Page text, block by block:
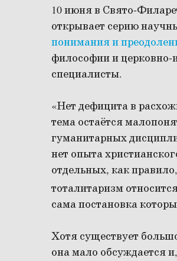
10 июня в Свято-
открывает серию
понимания и
философии и
специалисты.
«Нет дефицита в
тема остаётся
гуманитарных
нет опыта
отдельных, как
тоталитаризм
сама постановка
Хотя существует
она мало обсуждается